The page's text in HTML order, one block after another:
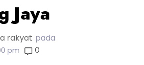
Jaya
rakyat pada
pm 0